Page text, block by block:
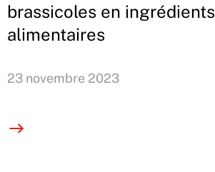
brassicoles en ingrédients
alimentaires
23 novembre 2023